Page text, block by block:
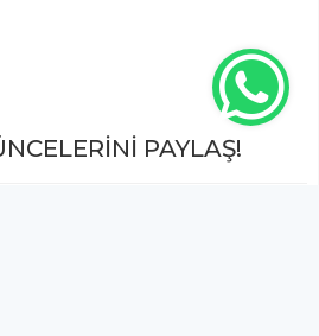
PAYLAŞ!